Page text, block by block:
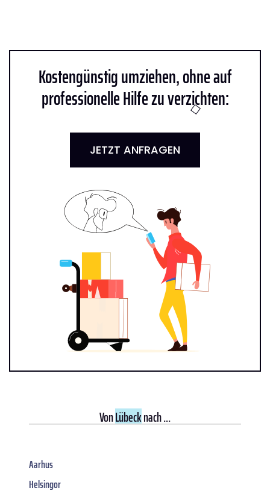
Kostengünstig umziehen, ohne auf
professionelle Hilfe zu verzichten:
JETZT ANFRAGEN
VonLübecknach ...
Aarhus
Helsingor